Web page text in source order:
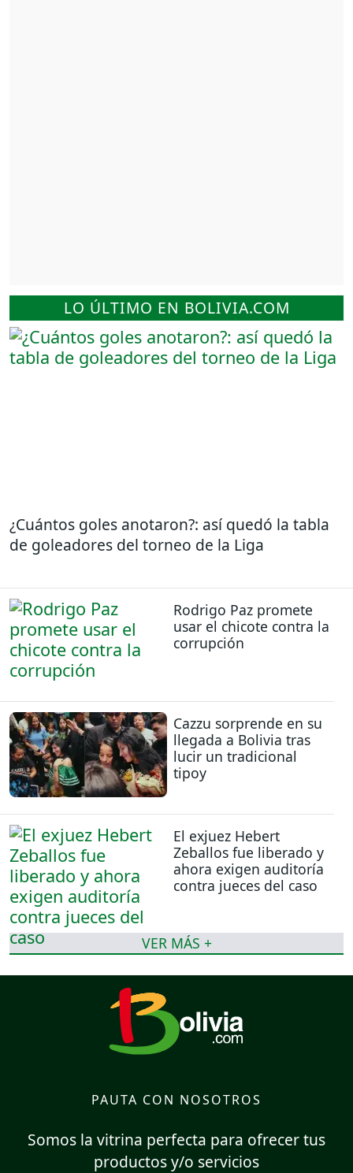
LO ÚLTIMO EN BOLIVIA.COM
¿Cuántos goles anotaron?: así quedó la tabla
de goleadores del torneo de la Liga
Rodrigo Paz promete
usar el chicote contra la
corrupción
Cazzu sorprende en su
llegada a Bolivia tras
lucir un tradicional
tipoy
El exjuez Hebert
Zeballos fue liberado y
ahora exigen auditoría
contra jueces del caso
VER MÁS +
PAUTA CON NOSOTROS
Somos la vitrina perfecta para ofrecer tus
productos y/o servicios